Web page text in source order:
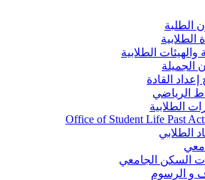
الطلبة
الطلابية
والهيئات الطلابية
الجميلة
إعداد القادة
الرياضي
الطلابية
Office of Student Life Past
الطلابي
السكن الجامعي
و الرسوم